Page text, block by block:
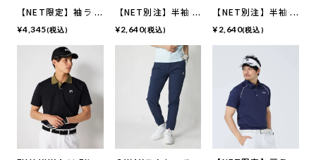
【NET限定】袖ライ
ン入りワンピース |
吸汗速乾・UVカッ
¥4,345(税込)
【NET別注】半袖モ
ックネックシャツ
¥2,640(税込)
【NET別注】半袖モ
ックネックシャツ
¥ 2,640(税込)